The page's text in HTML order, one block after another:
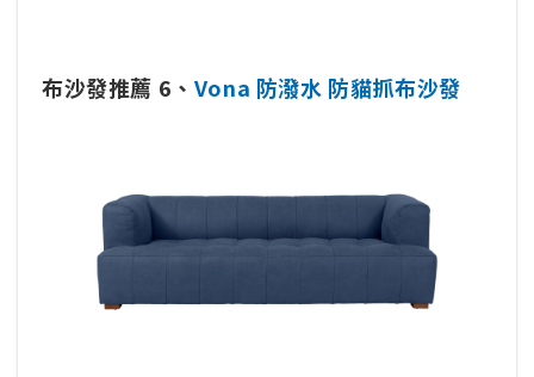
布沙發推薦 6、 Vona 防潑水 防貓抓布沙發